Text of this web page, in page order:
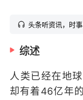
头条听资讯，时
综述
人类已经在地
却有着46亿年